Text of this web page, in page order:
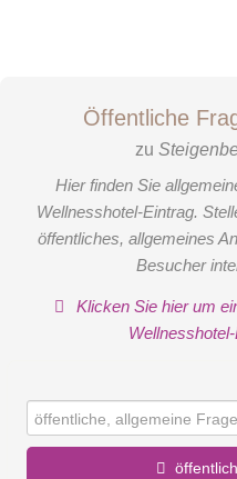
Öffentliche
zu
Hier finden Sie
Wellnesshotel-Eintrag.
öffentliches, allgemeines
Besucher
Klicken Sie hier um